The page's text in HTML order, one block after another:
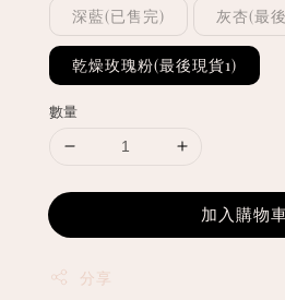
深藍(已售完) 灰杏(最
乾燥玫瑰粉(最後現貨1)
數量
加入購物
分享